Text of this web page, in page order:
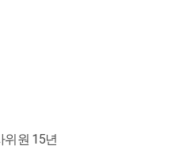
위원 15년